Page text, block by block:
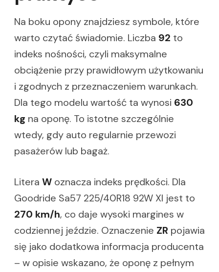
Na boku opony znajdziesz symbole, które
warto czytać świadomie. Liczba 92 to
indeks nośności, czyli maksymalne
obciążenie przy prawidłowym użytkowaniu
i zgodnych z przeznaczeniem warunkach.
Dla tego modelu wartość ta wynosi 630
kg na oponę. To istotne szczególnie
wtedy, gdy auto regularnie przewozi
pasażerów lub bagaż.
Litera W oznacza indeks prędkości. Dla
Goodride Sa57 225/40R18 92W Xl jest to
270 km/h, co daje wysoki margines w
codziennej jeździe. Oznaczenie ZR pojawia
się jako dodatkowa informacja producenta
– w opisie wskazano, że oponę z pełnym